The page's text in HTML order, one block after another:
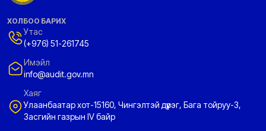
ХОЛБОО БАРИХ
Утас
(+976) 51-261745
Имэйл
info@audit.gov.mn
Хаяг
Улаанбаатар хот-15160, Чингэлтэй дүүрэг, Бага тойруу-3,
Засгийн газрын IV байр